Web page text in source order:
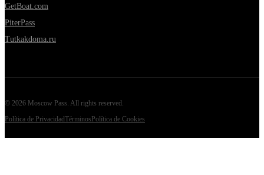
GetBoat.com
PiterPass
Tutkakdoma.ru
© 2026 Moscow Pass . All rights reserved.
Política de PrivacidadTérminosPolítica de Cookies